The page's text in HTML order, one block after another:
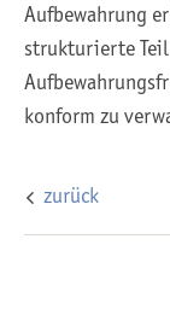
Aufbewahrung
strukturierte
konform zu
zurück